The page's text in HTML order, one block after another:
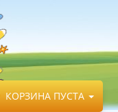
КОРЗИНА ПУСТА